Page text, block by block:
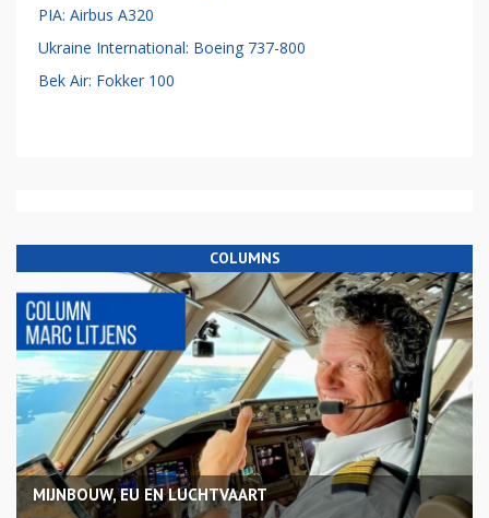
PIA: Airbus A320
Ukraine International: Boeing 737-800
Bek Air: Fokker 100
COLUMNS
MIJNBOUW, EU EN LUCHTVAART